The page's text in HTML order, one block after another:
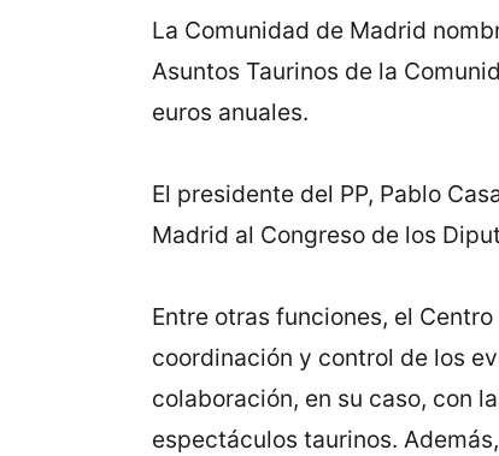
La Comunidad de Madrid
Asuntos Taurinos de la
euros anuales.
El presidente del PP, Pablo
Madrid al Congreso de los
Entre otras funciones, el
coordinación y control de los
colaboración, en su caso, con
espectáculos taurinos.